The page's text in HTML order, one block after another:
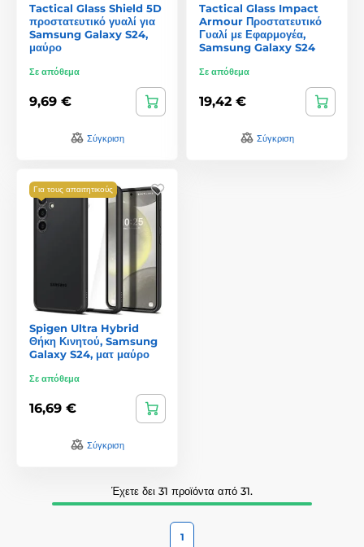
Tactical Glass Shield 5D
προστατευτικό γυαλί για
Samsung Galaxy S24,
μαύρο
Σε απόθεμα
9,69 €
Σύγκριση
Tactical Glass Impact
Armour Προστατευτικό
Γυαλί με Εφαρμογέα,
Samsung Galaxy S24
Σε απόθεμα
19,42 €
Σύγκριση
Για τους απαιτητικούς
Spigen Ultra Hybrid
Θήκη Κινητού, Samsung
Galaxy S24, ματ μαύρο
Σε απόθεμα
16,69 €
Σύγκριση
Έχετε δει 31 προϊόντα από 31.
1